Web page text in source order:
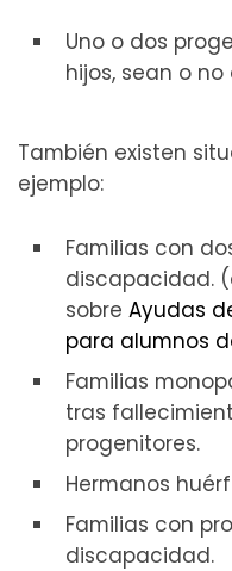
Uno o dos
hijos, sean o
También existen
ejemplo:
Familias con
discapacidad.
sobre Ayudas
para alumnos
Familias
tras
progenitores.
Hermanos
Familias con
discapacidad.